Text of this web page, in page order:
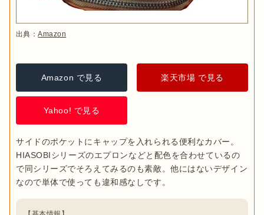
出典：Amazon
Amazon で見る 楽天市場 で見る
Yahoo! で見る
サイドのポケットにキャップを入れられる便利なカバー。
HIASOBIシリーズのエプロンなどと配色を合わせているの
で同シリーズでそろえてみるのも素敵。他にはないデザイン
なので単体で使っても違和感なしです。